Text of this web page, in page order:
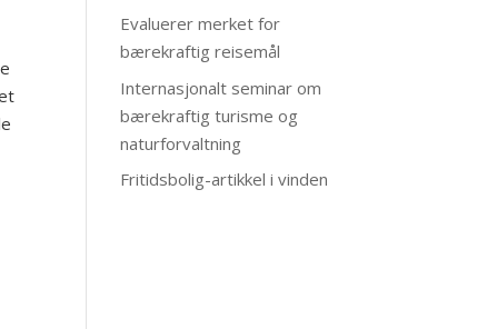
Evaluerer merket for
bærekraftig reisemål
Internasjonalt seminar om
bærekraftig turisme og
naturforvaltning
Fritidsbolig-artikkel i vinden